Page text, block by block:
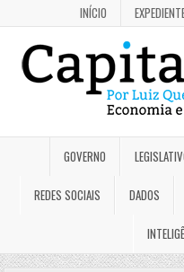
INÍCIO
GOVERNO
REDES SOCIAIS DADOS